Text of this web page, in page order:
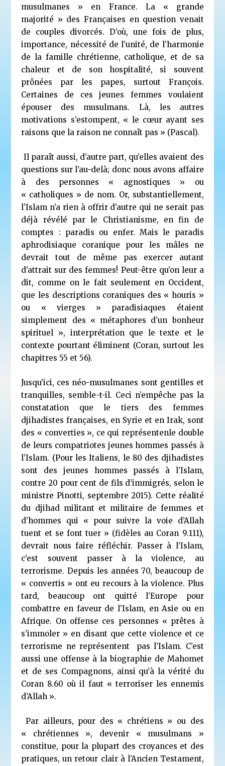
musulmanes » en France. La « grande
majorité » des Françaises en question venait
de couples divorcés. D’où, une fois de plus,
importance, nécessité de l’unité, de l’harmonie
de la famille chrétienne, catholique, et de sa
chaleur et de son hospitalité, si souvent
prônées par les papes, surtout François.
Certaines de ces jeunes femmes voulaient
épouser des musulmans. Là, les autres
motivations s’estompent, « le cœur ayant ses
raisons que la raison ne connaît pas » (Pascal).
Il paraît aussi, d’autre part, qu’elles avaient des
questions sur l’au-delà; donc nous avons affaire
à des personnes « agnostiques » ou
« catholiques » de nom. Or, substantiellement,
l’Islam n’a rien à offrir d’autre qui ne serait pas
déjà révélé par le Christianisme, en fin de
comptes : paradis ou enfer. Mais le paradis
aphrodisiaque coranique pour les mâles ne
devrait tout de même pas exercer autant
d’attrait sur des femmes! Peut-être qu’on leur a
dit, comme on le fait seulement en Occident,
que les descriptions coraniques des « houris »
ou « vierges » paradisiaques étaient
simplement des « métaphores d’un bonheur
spirituel », interprétation que le texte et le
contexte pourtant éliminent (Coran, surtout les
chapitres 55 et 56).
Jusqu’ici, ces néo-musulmanes sont gentilles et
tranquilles, semble-t-il. Ceci n’empêche pas la
constatation que le tiers des femmes
djihadistes françaises, en Syrie et en Irak, sont
des « converties », ce qui représentenle double
de leurs compatriotes jeunes hommes passés à
l’Islam. (Pour les Italiens, le 80 des djihadistes
sont des jeunes hommes passés à l’Islam,
contre 20 pour cent de fils d’immigrés, selon le
ministre Pinotti, septembre 2015). Cette réalité
du djihad militant et militaire de femmes et
d’hommes qui « pour suivre la voie d’Allah
tuent et se font tuer » (fidèles au Coran 9.111),
devrait nous faire réfléchir. Passer à l’Islam,
c’est souvent passer à la violence, au
terrorisme. Depuis les années 70, beaucoup de
« convertis » ont eu recours à la violence. Plus
tard, beaucoup ont quitté l’Europe pour
combattre en faveur de l’Islam, en Asie ou en
Afrique. On offense ces personnes « prêtes à
s’immoler » en disant que cette violence et ce
terrorisme ne représentent pas l’Islam. C’est
aussi une offense à la biographie de Mahomet
et de ses Compagnons, ainsi qu’à la vérité du
Coran 8.60 où il faut « terroriser les ennemis
d’Allah ».
Par ailleurs, pour des « chrétiens » ou des
« chrétiennes », devenir « musulmans »
constitue, pour la plupart des croyances et des
pratiques, un retour clair à l’Ancien Testament,